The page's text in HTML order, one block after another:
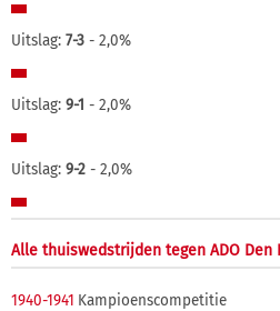
Uitslag: 7-3 - 2,0%
Uitslag: 9-1 - 2,0%
Uitslag: 9-2 - 2,0%
Alle thuiswedstrijden tegen ADO
1940-1941 Kampioenscompetitie